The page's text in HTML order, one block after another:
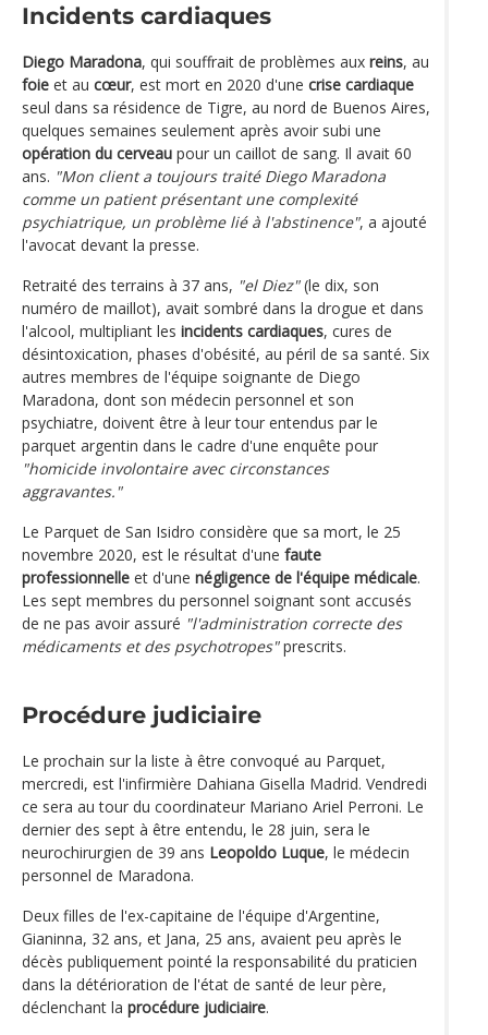
Incidents cardiaques
Diego Maradona, qui souffrait de problèmes aux reins, au
foie et au cœur, est mort en 2020 d'une crise cardiaque
seul dans sa résidence de Tigre, au nord de Buenos Aires,
quelques semaines seulement après avoir subi une
opération du cerveau pour un caillot de sang. Il avait 60
ans. "Mon client a toujours traité Diego Maradona
comme un patient présentant une complexité
psychiatrique, un problème lié à l'abstinence", a ajouté
l'avocat devant la presse.
Retraité des terrains à 37 ans, "el Diez"(le dix, son
numéro de maillot), avait sombré dans la drogue et dans
l'alcool, multipliant les incidents cardiaques, cures de
désintoxication, phases d'obésité, au péril de sa santé. Six
autres membres de l'équipe soignante de Diego
Maradona, dont son médecin personnel et son
psychiatre, doivent être à leur tour entendus par le
parquet argentin dans le cadre d'une enquête pour
"homicide involontaire avec circonstances
aggravantes."
Le Parquet de San Isidro considère que sa mort, le 25
novembre 2020, est le résultat d'une faute
professionnelle et d'une négligence de l'équipe médicale.
Les sept membres du personnel soignant sont accusés
de ne pas avoir assuré "l'administration correcte des
médicaments et des psychotropes"prescrits.
Procédure judiciaire
Le prochain sur la liste à être convoqué au Parquet,
mercredi, est l'infirmière Dahiana Gisella Madrid. Vendredi
ce sera au tour du coordinateur Mariano Ariel Perroni. Le
dernier des sept à être entendu, le 28 juin, sera le
neurochirurgien de 39 ans Leopoldo Luque, le médecin
personnel de Maradona.
Deux filles de l'ex-capitaine de l'équipe d'Argentine,
Gianinna, 32 ans, et Jana, 25 ans, avaient peu après le
décès publiquement pointé la responsabilité du praticien
dans la détérioration de l'état de santé de leur père,
déclenchant la procédure judiciaire.